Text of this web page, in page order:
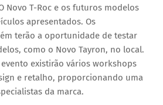
Novo T-Roc e os futuros modelos
apresentados. Os
terão a oportunidade de testar
como o Novo Tayron, no local.
existirão vários workshops
e retalho, proporcionando uma
da marca.